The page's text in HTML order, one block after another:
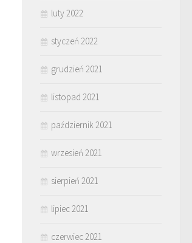
luty 2022
styczeń 2022
grudzień 2021
listopad 2021
październik 2021
wrzesień 2021
sierpień 2021
lipiec 2021
czerwiec 2021